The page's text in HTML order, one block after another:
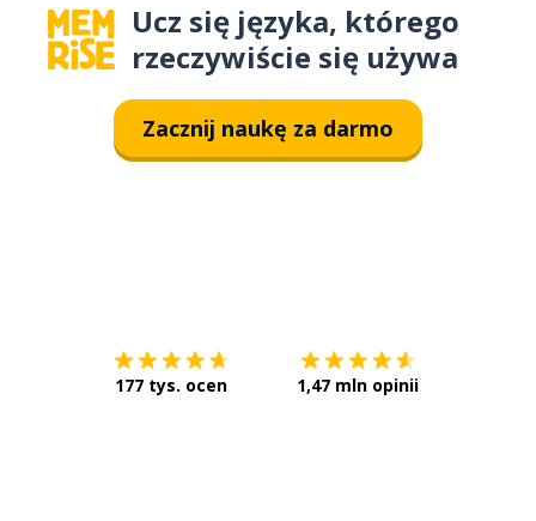
Ucz się języka, którego
rzeczywiście się używa
Zacznij naukę za darmo
177 tys. ocen 1,47 mln opinii